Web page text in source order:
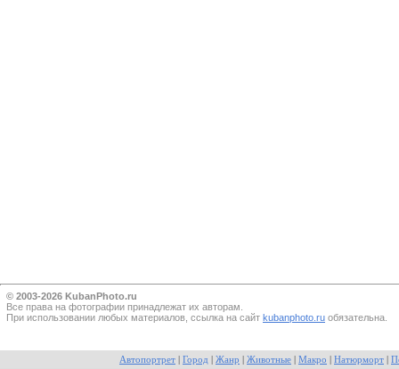
© 2003-2026 KubanPhoto.ru
Все прaва на фотографии принадлежат их авторам.
При использовании любых материалов, ссылка на сайт kubanphoto.ru обязательна.
Автопортрет Город Жанр Животные Макро Натюрморт